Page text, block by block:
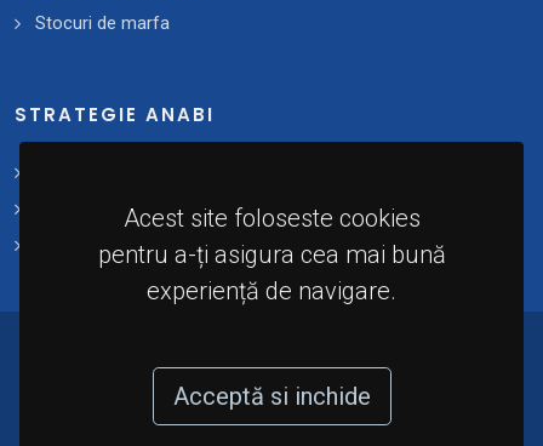
Acest site foloseste cookies
pentru a-ți asigura cea mai bună
experiență de navigare.
Acceptă si inchide
Stocuri de marfa
STRATEGIE ANABI
Plan 2021 - 2025
Implementare
Bunurilor Indisponibilizate (A.N.A.B.I). Toate
drepturile rezervate.